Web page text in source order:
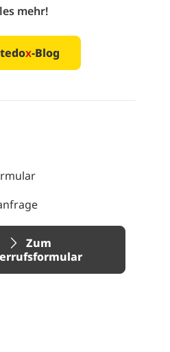
mehr!
x-Blog
Zum